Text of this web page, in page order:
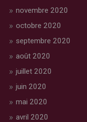
novembre 2020
octobre 2020
septembre 2020
août 2020
juillet 2020
juin 2020
mai 2020
avril 2020